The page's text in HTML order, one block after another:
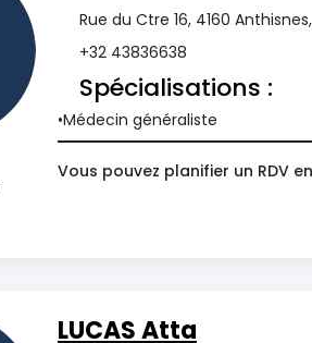
Rue du Ctre 16, 4160
+32 43836638
Spécialisations :
Médecin généraliste
Vous pouvez planifier un RDV
LUCAS Atta